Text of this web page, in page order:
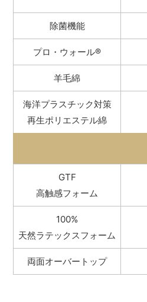
除菌機能
プロ・ウォール®
羊毛綿
海洋プラスチック対策
再生ポリエステル綿
GTF
高触感フォーム
100%
天然ラテックスフォーム
両面オーバートップ